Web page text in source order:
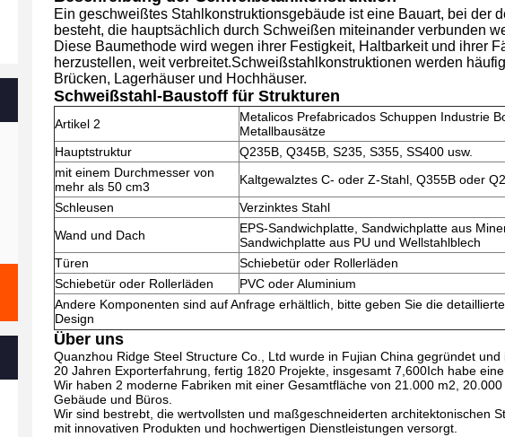
Ein geschweißtes Stahlkonstruktionsgebäude ist eine Bauart, bei der
besteht, die hauptsächlich durch Schweißen miteinander verbunden
Diese Baumethode wird wegen ihrer Festigkeit, Haltbarkeit und ihrer
herzustellen, weit verbreitet.Schweißstahlkonstruktionen werden
Brücken, Lagerhäuser und Hochhäuser.
Schweißstahl-Baustoff für Strukturen
Artikel 2
Metalicos Prefabricados Schuppen Industrie
Metallbausätze
Hauptstruktur
Q235B, Q345B, S235, S355, SS400 usw.
mit einem Durchmesser von
mehr als 50 cm3
Kaltgewalztes C- oder Z-Stahl, Q355B oder
Schleusen
Verzinktes Stahl
Wand und Dach
EPS-Sandwichplatte, Sandwichplatte aus
Sandwichplatte aus PU und Wellstahlblech
Türen
Schiebetür oder Rollerläden
Schiebetür oder Rollerläden
PVC oder Aluminium
Andere Komponenten sind auf Anfrage erhältlich, bitte geben Sie die
Design
Über uns
Quanzhou Ridge Steel Structure Co., Ltd wurde in Fujian China gegründet
20 Jahren Exporterfahrung, fertig 1820 Projekte, insgesamt 7,600Ich habe
Wir haben 2 moderne Fabriken mit einer Gesamtfläche von 21.000 m2,
Gebäude und Büros.
Wir sind bestrebt, die wertvollsten und maßgeschneiderten architektonischen
mit innovativen Produkten und hochwertigen Dienstleistungen versorgt.